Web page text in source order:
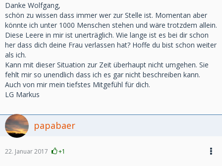
Danke Wolfgang,
schön zu wissen dass immer wer zur Stelle ist. Momentan aber
könnte ich unter 1000 Menschen stehen und wäre trotzdem allein.
Diese Leere in mir ist unerträglich. Wie lange ist es bei dir schon
her dass dich deine Frau verlassen hat? Hoffe du bist schon weiter
als ich.
Kann mit dieser Situation zur Zeit überhaupt nicht umgehen. Sie
fehlt mir so unendlich dass ich es gar nicht beschreiben kann.
Auch von mir mein tiefstes Mitgefühl für dich.
LG Markus
papabaer
22. Januar 2017 +1